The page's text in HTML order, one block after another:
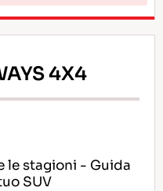
4X4
le stagioni - Guida
SUV